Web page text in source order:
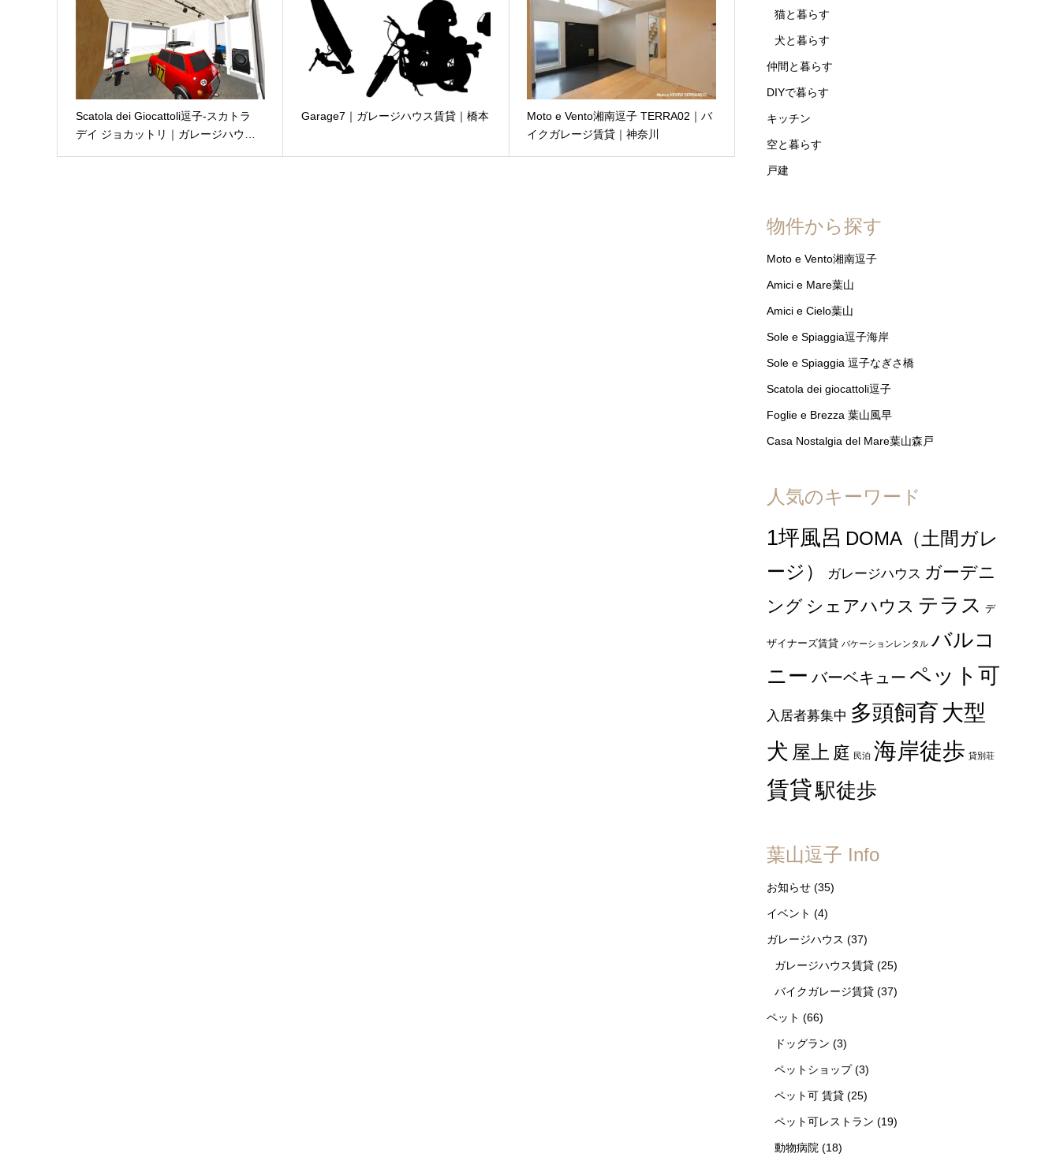
Scatola dei Giocattoli逗子-スカトラ
デイ ジョカットリ｜ガレージハウ…
Garage7｜ガレージハウス賃貸｜橋本
Moto e Vento湘南逗子 TERRA02｜バ
イクガレージ賃貸｜神奈川
猫と暮らす
犬と暮らす
仲間と暮らす
DIYで暮らす
キッチン
空と暮らす
戸建
物件から探す
Moto e Vento湘南逗子
Amici e Mare葉山
Amici e Cielo葉山
Sole e Spiaggia逗子海岸
Sole e Spiaggia 逗子なぎさ橋
Scatola dei giocattoli逗子
Foglie e Brezza 葉山風早
Casa Nostalgia del Mare葉山森戸
人気のキーワード
1坪風呂 DOMA（土間ガレ
ージ）
ガレージハウス ガーデニ
ング シェアハウス テラス デ
ザイナーズ賃貸 バケーションレンタル バルコ
ニー バーベキュー ペット可
入居者募集中 多頭飼育 大型
犬 屋上 庭 民泊 海岸徒歩 貸別荘
賃貸駅徒歩
葉山逗子 Info
お知らせ (35)
イベント (4)
ガレージハウス (37)
ガレージハウス賃貸 (25)
バイクガレージ賃貸 (37)
ペット (66)
ドッグラン (3)
ペットショップ(3)
ペット可 賃貸 (25)
ペット可レストラン (19)
動物病院 (18)